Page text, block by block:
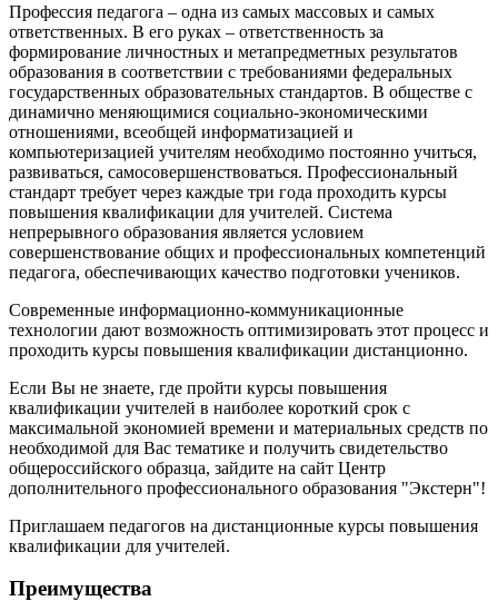
Профессия педагога – одна из самых массовых и самых
ответственных. В его руках – ответственность за
формирование личностных и метапредметных результатов
образования в соответствии с требованиями федеральных
государственных образовательных стандартов. В обществе с
динамично меняющимися социально-экономическими
отношениями, всеобщей информатизацией и
компьютеризацией учителям необходимо постоянно учиться,
развиваться, самосовершенствоваться. Профессиональный
стандарт требует через каждые три года проходить курсы
повышения квалификации для учителей. Система
непрерывного образования является условием
совершенствование общих и профессиональных компетенций
педагога, обеспечивающих качество подготовки учеников.
Современные информационно-коммуникационные
технологии дают возможность оптимизировать этот процесс и
проходить курсы повышения квалификации дистанционно.
Если Вы не знаете, где пройти курсы повышения
квалификации учителей в наиболее короткий срок с
максимальной экономией времени и материальных средств по
необходимой для Вас тематике и получить свидетельство
общероссийского образца, зайдите на сайт Центр
дополнительного профессионального образования "Экстерн"!
Приглашаем педагогов на дистанционные курсы повышения
квалификации для учителей.
Преимущества